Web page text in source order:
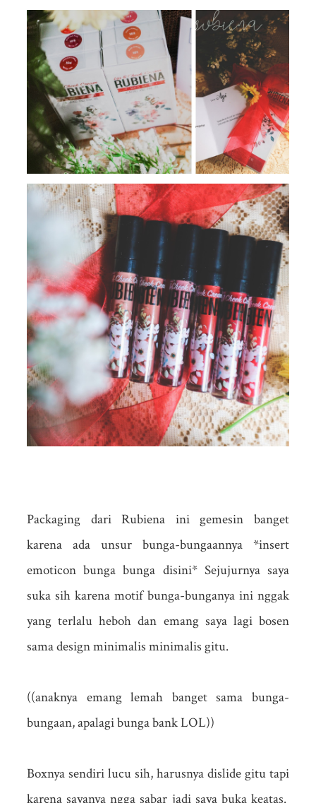
Packaging dari Rubiena ini gemesin banget
karena ada unsur bunga-bungaannya *insert
emoticon bunga bunga disini* Sejujurnya saya
suka sih karena motif bunga-bunganya ini nggak
yang terlalu heboh dan emang saya lagi bosen
sama design minimalis minimalis gitu.
((anaknya emang lemah banget sama bunga-
bungaan, apalagi bunga bank LOL))
Boxnya sendiri lucu sih, harusnya dislide gitu tapi
karena sayanya ngga sabar jadi saya buka keatas.